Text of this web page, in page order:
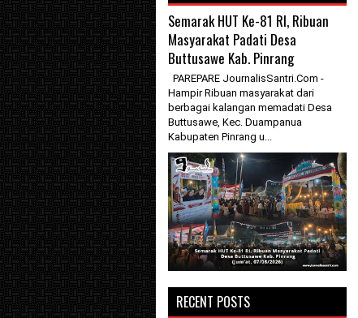
Semarak HUT Ke-81 RI, Ribuan
Masyarakat Padati Desa
Buttusawe Kab. Pinrang
PAREPARE JournalisSantri.Com -
Hampir Ribuan masyarakat dari
berbagai kalangan memadati Desa
Buttusawe, Kec. Duampanua
Kabupaten Pinrang u...
RECENT POSTS